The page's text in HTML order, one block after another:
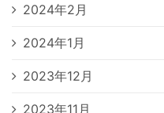
2024年2月
2024年1月
2023年12月
2023年11月